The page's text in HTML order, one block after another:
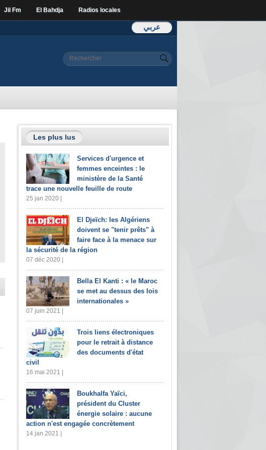
Jil Fm El Bahdja Radios locales
عربي
Formulaire de
Rechercher
Les plus lus
Services d'urgence et
femmes enceintes : le
ministère de la Santé
trace une nouvelle feuille de route
25 jan 2020 |
El Djeïch: les Algériens
doivent se "tenir prêts" à
faire face à la menace sur
la sécurité de la région
07 déc 2020 |
Bella El Kanti : « le Maroc
se met au dessus des lois
internationales »
07 juin 2021 |
Trois liens électroniques
pour le retrait à distance
des documents d'état
civil
16 mai 2021 |
Boukhalfa Yaïci,
président du Cluster
énergie solaire : aucune
action n'est engagée concrètement
14 jan 2021 |